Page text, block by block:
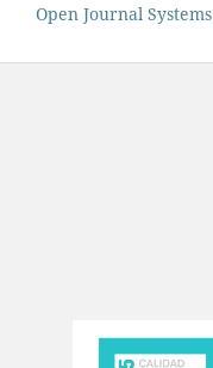
Open Journal Systems